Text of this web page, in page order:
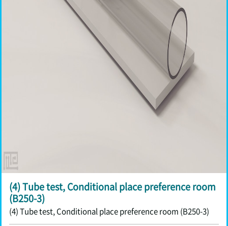
(4) Tube test, Conditional place preference room
(B250-3)
(4) Tube test, Conditional place preference room (B250-3)